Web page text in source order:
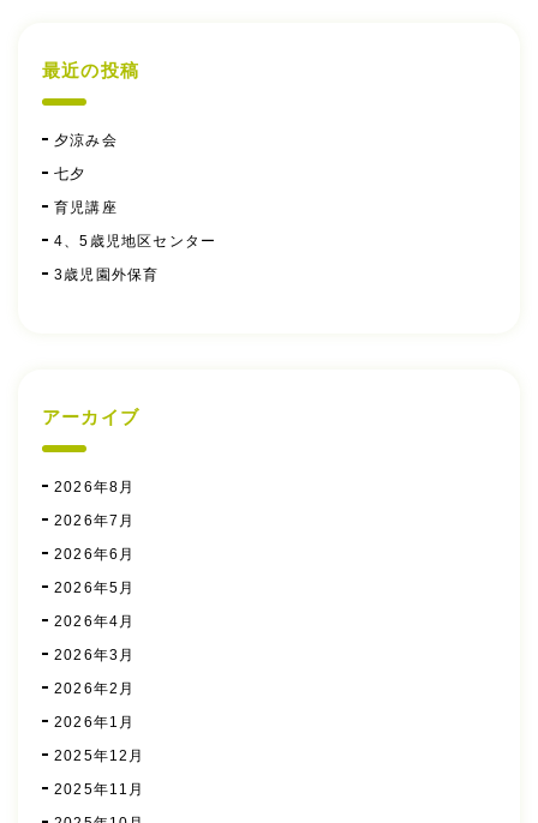
最近の投稿
夕涼み会
七夕
育児講座
4、5歳児地区センター
3歳児園外保育
アーカイブ
2026年8月
2026年7月
2026年6月
2026年5月
2026年4月
2026年3月
2026年2月
2026年1月
2025年12月
2025年11月